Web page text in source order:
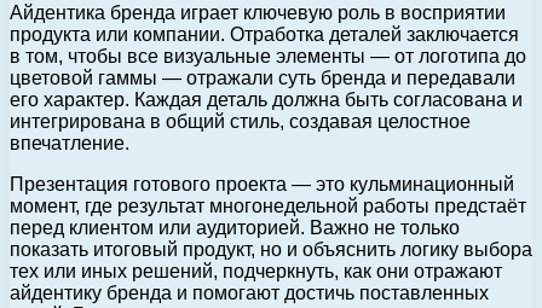
Айдентика бренда играет ключевую роль в восприятии
продукта или компании. Отработка деталей заключается
в том, чтобы все визуальные элементы — от логотипа до
цветовой гаммы — отражали суть бренда и передавали
его характер. Каждая деталь должна быть согласована и
интегрирована в общий стиль, создавая целостное
впечатление.
Презентация готового проекта — это кульминационный
момент, где результат многонедельной работы предстаёт
перед клиентом или аудиторией. Важно не только
показать итоговый продукт, но и объяснить логику выбора
тех или иных решений, подчеркнуть, как они отражают
айдентику бренда и помогают достичь поставленных